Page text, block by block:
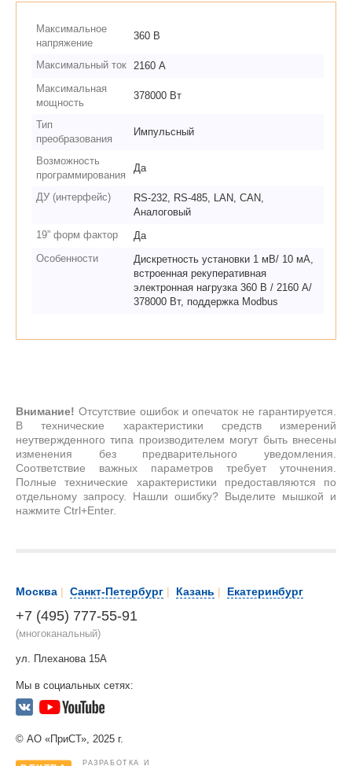
Максимальное
напряжение
360 В
Максимальный ток 2160 А
Максимальная
мощность
378000 Вт
Тип
преобразования
Импульсный
Возможность
программирования
Да
ДУ (интерфейс)
RS-232, RS-485, LAN, CAN,
Аналоговый
19” форм фактор
Да
Особенности
Дискретность установки 1 мВ/ 10 мА,
встроенная рекуперативная
электронная нагрузка 360 В / 2160 А/
378000 Вт, поддержка Modbus
Внимание! Отсутствие ошибок и опечаток не гарантируется.
В технические характеристики средств измерений
неутвержденного типа производителем могут быть внесены
изменения без предварительного уведомления.
Соответствие важных параметров требует уточнения.
Полные технические характеристики предоставляются по
отдельному запросу. Нашли ошибку? Выделите мышкой и
нажмите Ctrl+Enter.
Москва | Санкт-Петербург | Казань | Екатеринбург
+7 (495) 777-55-91
(многоканальный)
ул. Плеханова 15А
Мы в социальных сетях:
© АО «ПриСТ», 2025 г.
РАЗРАБОТКА И